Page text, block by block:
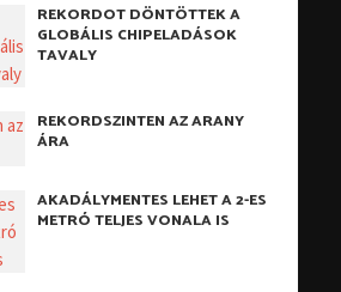
REKORDOT DÖNTÖTTEK A
GLOBÁLIS CHIPELADÁSOK
TAVALY
REKORDSZINTEN AZ ARANY
ÁRA
AKADÁLYMENTES LEHET A 2-ES
METRÓ TELJES VONALA IS